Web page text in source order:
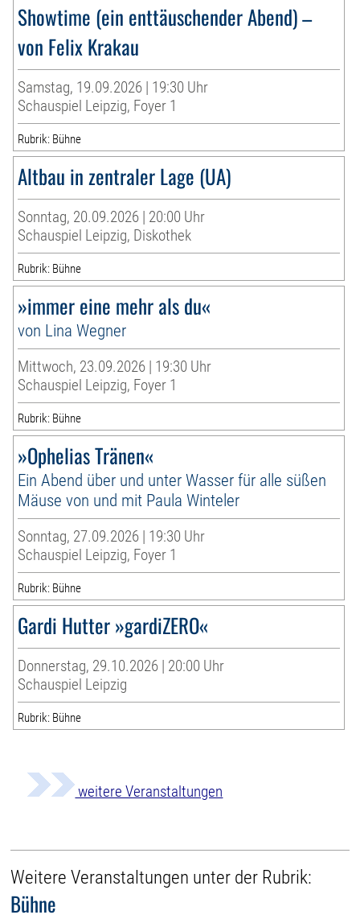
Showtime (ein enttäuschender Abend) –
von Felix Krakau
Samstag, 19.09.2026 | 19:30 Uhr
Schauspiel Leipzig, Foyer 1
Rubrik: Bühne
Altbau in zentraler Lage (UA)
Sonntag, 20.09.2026 | 20:00 Uhr
Schauspiel Leipzig, Diskothek
Rubrik: Bühne
»immer eine mehr als du«
von Lina Wegner
Mittwoch, 23.09.2026 | 19:30 Uhr
Schauspiel Leipzig, Foyer 1
Rubrik: Bühne
»Ophelias Tränen«
Ein Abend über und unter Wasser für alle süßen
Mäuse von und mit Paula Winteler
Sonntag, 27.09.2026 | 19:30 Uhr
Schauspiel Leipzig, Foyer 1
Rubrik: Bühne
Gardi Hutter »gardiZERO«
Donnerstag, 29.10.2026 | 20:00 Uhr
Schauspiel Leipzig
Rubrik: Bühne
weitere Veranstaltungen
Weitere Veranstaltungen unter der Rubrik:
Bühne